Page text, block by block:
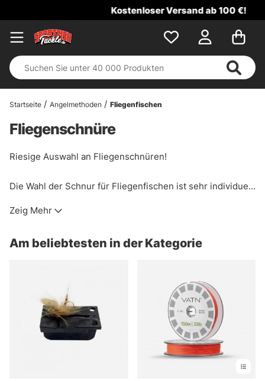
Kostenloser Versand ab 100 €!
Startseite Angelmethoden Fliegenfischen
Fliegenschnüre
Riesige Auswahl an Fliegenschnüren!
Die Wahl der Schnur für Fliegenfischen ist sehr individuell,
Fliegenfischerschnüren bekannter Marken wie Vision,
haben. Wenn Sie Hilfe bei der Auswahl der richtigen
Zeig Mehr
Am beliebtesten in der Kategorie